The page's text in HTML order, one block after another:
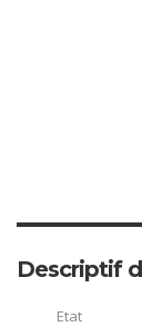
Descriptif
Etat